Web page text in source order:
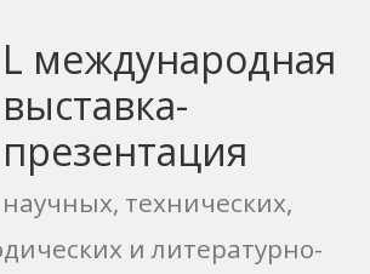
L международная
выставка-
презентация
научных, технических,
и литературно-